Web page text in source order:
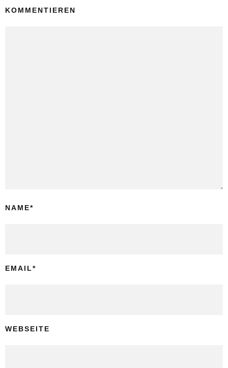
KOMMENTIEREN
NAME*
EMAIL*
WEBSEITE